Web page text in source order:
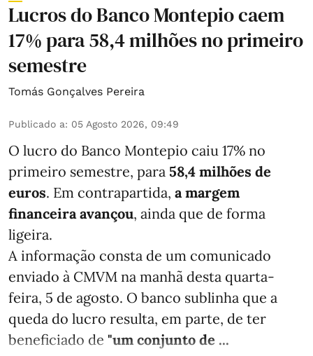
Lucros do Banco Montepio caem
17% para 58,4 milhões no primeiro
semestre
Tomás Gonçalves Pereira
Publicado a: 05 Agosto 2026, 09:49
O lucro do Banco Montepio caiu 17% no
primeiro semestre, para 58,4 milhões de
euros. Em contrapartida, a margem
financeira avançou, ainda que de forma
ligeira.
A informação consta de um comunicado
enviado à CMVM na manhã desta quarta-
feira, 5 de agosto. O banco sublinha que a
queda do lucro resulta, em parte, de ter
beneficiado de "um conjunto de ...